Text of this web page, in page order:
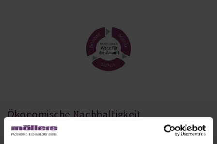
Ökonomische Nachhaltigkeit
Unser Ansatz von „Total Cost of Ownership“ hilft